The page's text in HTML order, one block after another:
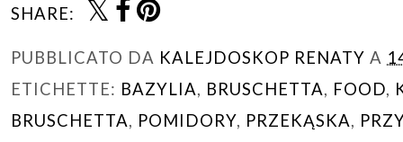
SHARE:
PUBBLICATO DA KALEJDOSKOP RENATY A
ETICHETTE: BAZYLIA, BRUSCHETTA, FOOD,
BRUSCHETTA, POMIDORY, PRZEKĄSKA,